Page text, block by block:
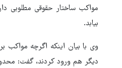
مواکب ساختار حقوقی مطلوبی
بیابد.
دیگر هم ورود کردند، گفت: